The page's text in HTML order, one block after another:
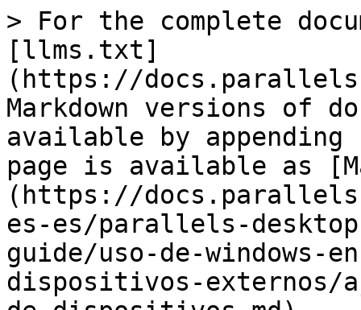
> For the complete
[llms.txt]
(https://
Markdown versions of
available by
page is available as
(https://
es-es/parallels-
guide/uso-de-windows-
dispositivos-externos/